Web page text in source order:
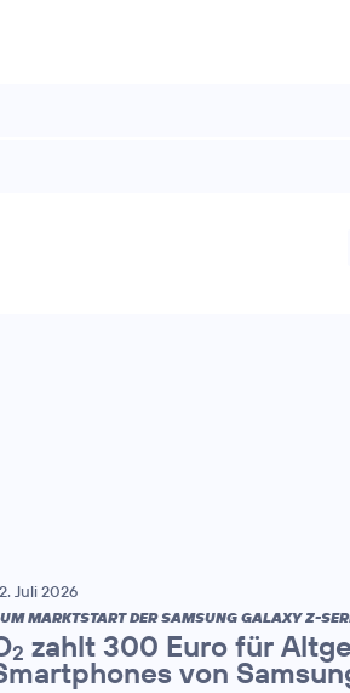
Juli 2026
MARKTSTART DER SAMSUNG GALAXY Z-
2 zahlt 300 Euro für
von